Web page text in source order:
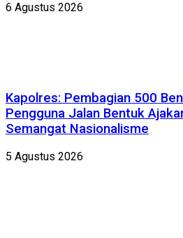
6 Agustus 2026
Kapolres: Pembagian 500
Pengguna Jalan Bentuk
Semangat Nasionalisme
5 Agustus 2026